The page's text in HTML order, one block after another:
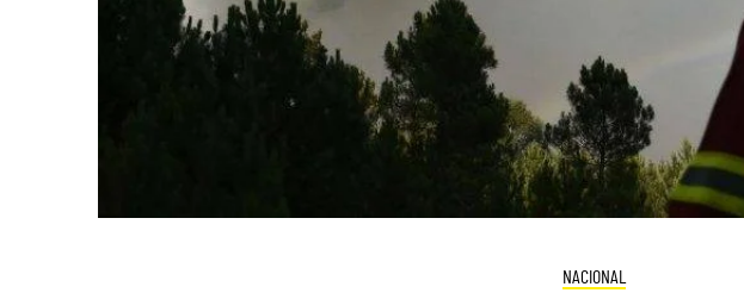
NACIONAL